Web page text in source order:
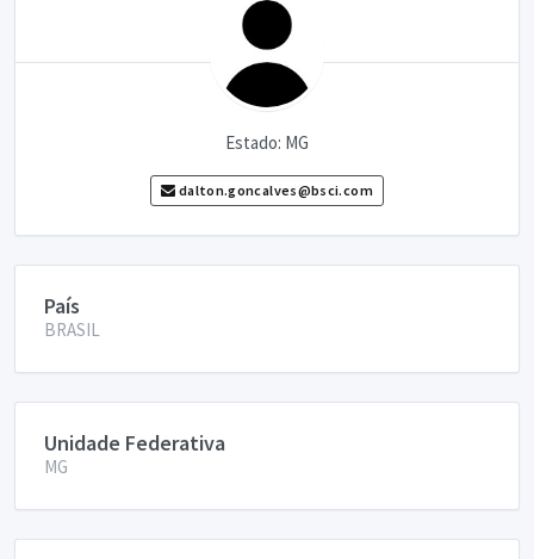
Estado: MG
dalton.goncalves@bsci.com
País
BRASIL
Unidade Federativa
MG